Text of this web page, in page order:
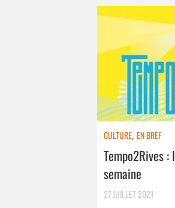
CULTURE, EN BREF
Tempo2Rives :
semaine
27 JUILLET 2021